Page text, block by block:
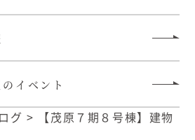
イベント
グ >
【茂原７期８号棟】建物